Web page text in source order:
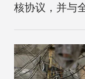
核协议，并与